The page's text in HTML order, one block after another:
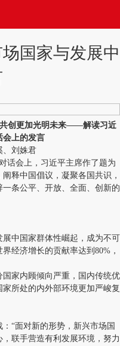
国家与发展中
创更加光明未来——解读习近
会上的发言
刘姝君
会上，习近平主席作了题为
释中国倡议，凝聚各国共识，
条公平、开放、全面、创新的
中国家群体性崛起，成为不可
经济增长的贡献率达到80%，
家内顾倾向严重，国内传统优
所处的内外部环境更加严峻复
“面对新的形势，新兴市场国
联手营造有利发展环境，努力